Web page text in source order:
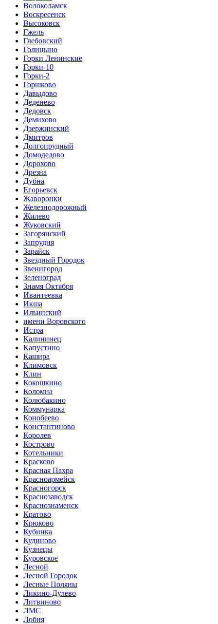
Волоколамск
Воскресенск
Высоковск
Гжель
Глебовский
Голицыно
Горки Ленинские
Горки-10
Горки-2
Горшково
Давыдово
Деденево
Дедовск
Демихово
Дзержинский
Дмитров
Долгопрудный
Домодедово
Дорохово
Дрезна
Дубна
Егорьевск
Жаворонки
Железнодорожный
Жилево
Жуковский
Загорянский
Запрудня
Зарайск
Звездный Городок
Звенигород
Зеленоград
Знамя Октября
Ивантеевка
Икша
Ильинский
имени Воровского
Истра
Калининец
Капустино
Кашира
Климовск
Клин
Кокошкино
Коломна
Колюбакино
Коммунарка
Конобеево
Константиново
Королев
Кострово
Котельники
Красково
Красная Пахра
Красноармейск
Красногорск
Краснозаводск
Краснознаменск
Кратово
Крюково
Кубинка
Кудиново
Кузнецы
Куровское
Лесной
Лесной Городок
Лесные Поляны
Ликино-Дулево
Литвиново
ЛМС
Лобня